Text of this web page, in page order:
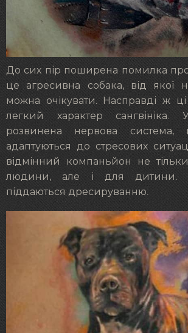
До сих пір поширена помилка
це агресивна собака, від якої
можна очікувати. Насправді ж
легкий характер
розвинена нервова
адаптуються до стресових
відмінний компаньйон не
людини, але і для дитини.
піддаються дресируванню.